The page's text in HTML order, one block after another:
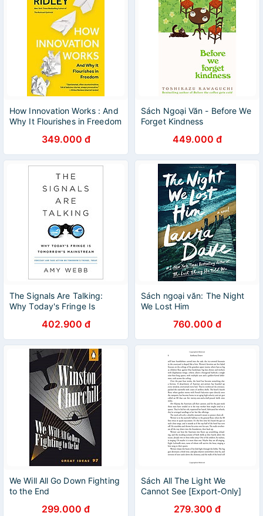
How Innovation Works : And
Why It Flourishes in Freedom
349.000 đ
Sách Ngoại Văn - Before We
Forget Kindness
449.000 đ
The Signals Are Talking:
Why Today's Fringe Is
402.900 đ
Sách ngoại văn: The Night
We Lost Him
760.000 đ
We Will All Go Down Fighting
to the End
299.000 đ
Sách All The Light We
Cannot See [Export-Only]
279.300 đ